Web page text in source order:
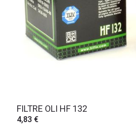
FILTRE OLI HF 132
4,83 €